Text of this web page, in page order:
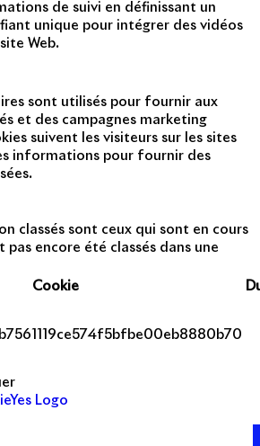
de suivi en définissant un
unique pour intégrer des vidéos
Web.
sont utilisés pour fournir aux
et des campagnes marketing
suivent les visiteurs sur les sites
informations pour fournir des
classés sont ceux qui sont en cours
pas encore été classés dans une
Cookie